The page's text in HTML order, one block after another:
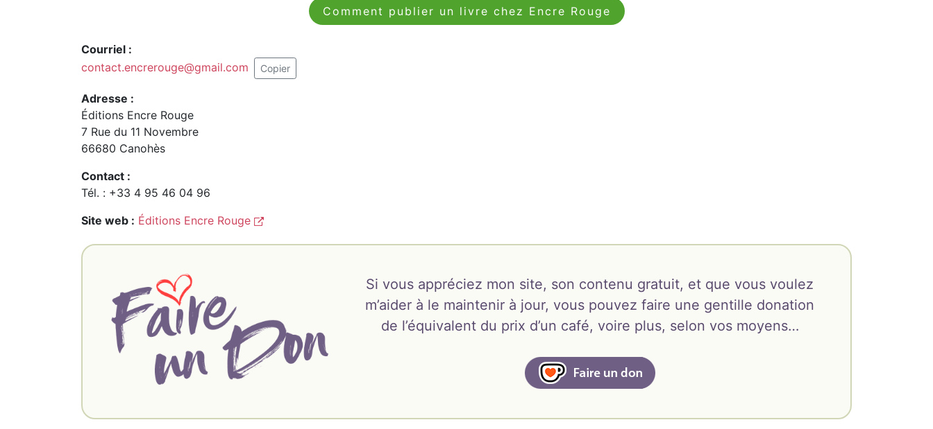
Comment publier un livre chez Encre Rouge
Courriel :
contact.encrerouge@gmail.com
Copier
Adresse :
Éditions Encre Rouge
7 Rue du 11 Novembre
66680 Canohès
Contact :
Tél. : +33 4 95 46 04 96
Site web : Éditions Encre Rouge
Si vous appréciez mon site, son contenu gratuit, et que vous voulez
m’aider à le maintenir à jour, vous pouvez faire une gentille donation
de l’équivalent du prix d’un café, voire plus, selon vos moyens…